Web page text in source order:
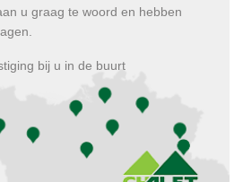
u graag te woord en hebben
bij u in de buurt